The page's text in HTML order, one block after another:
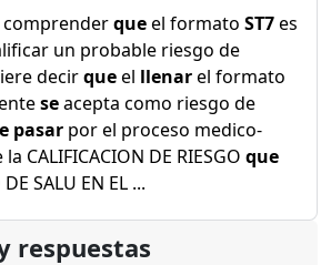
comprenderqueel formato ST7es
un probable riesgo de
decirqueel llenarel formato
seacepta como riesgo de
pasar por el proceso medico-
CALIFICACION DE RIESGO que
SALU EN EL ...
respuestas